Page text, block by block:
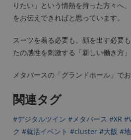
りたい」という情熱を持った方々へ
をお伝えできればと思っています。
スーツを着る必要も、顔を出す必要
たの感性を刺激する「新しい働き方
メタバースの「グランドホール」で
関連タグ
#デジタルツイン #メタバース #XR
ク #就活イベント #cluster #大阪 #